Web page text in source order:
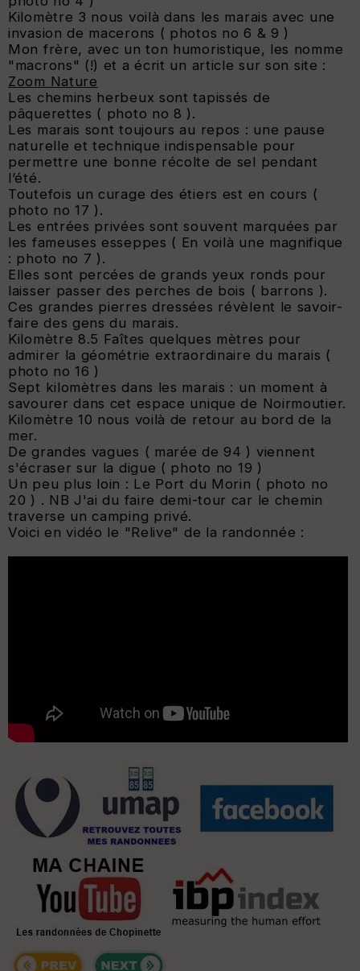
Kilomètre 3 nous voilà dans les marais avec une
invasion de macerons ( photos no 6 & 9 )
Mon frère, avec un ton humoristique, les nomme
"macrons" (!) et a écrit un article sur son site :
Zoom Nature
Les chemins herbeux sont tapissés de
pâquerettes ( photo no 8 ).
Les marais sont toujours au repos : une pause
naturelle et technique indispensable pour
permettre une bonne récolte de sel pendant
l’été.
Toutefois un curage des étiers est en cours (
photo no 17 ).
Les entrées privées sont souvent marquées par
les fameuses esseppes ( En voilà une magnifique
: photo no 7 ).
Elles sont percées de grands yeux ronds pour
laisser passer des perches de bois ( barrons ).
Ces grandes pierres dressées révèlent le savoir-
faire des gens du marais.
Kilomètre 8.5 Faîtes quelques mètres pour
admirer la géométrie extraordinaire du marais (
photo no 16 )
Sept kilomètres dans les marais : un moment à
savourer dans cet espace unique de Noirmoutier.
Kilomètre 10 nous voilà de retour au bord de la
mer.
De grandes vagues ( marée de 94 ) viennent
s'écraser sur la digue ( photo no 19 )
Un peu plus loin : Le Port du Morin ( photo no
20 ) . NB J'ai du faire demi-tour car le chemin
traverse un camping privé.
Voici en vidéo le "Relive" de la randonnée :